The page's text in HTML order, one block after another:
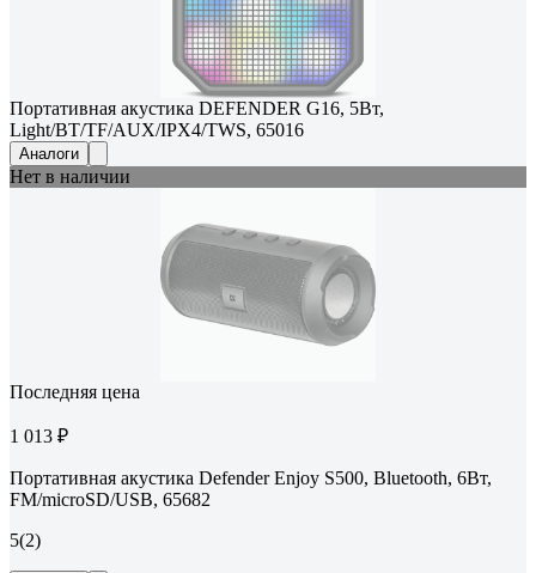
Портативная акустика DEFENDER G16, 5Вт,
Light/BT/TF/AUX/IPX4/TWS, 65016
Аналоги
Нет в наличии
Последняя цена
1 013 ₽
Портативная акустика Defender Enjoy S500, Bluetooth, 6Вт,
FM/microSD/USB, 65682
5(2)